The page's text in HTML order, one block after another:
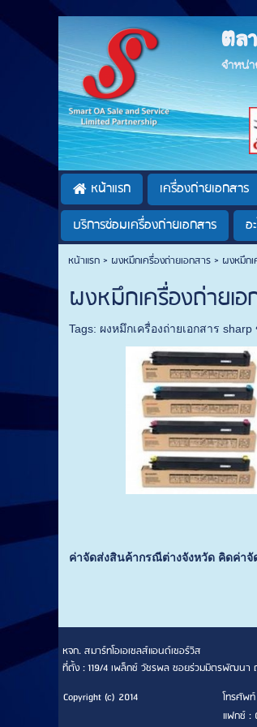
ตล
จำหน่
หน้าแรก เครื่องถ่ายเอกสาร
บริการซ่อมเครื่องถ่ายเอกสาร
อ
หน้าแรก> ผงหมึกเครื่องถ่ายเอกสาร> ผงหมึก
ผงหมึกเครื่องถ่ายเ
Tags: ผงหมึกเครื่องถ่ายเอกสาร
ค่าจัดส่งสินค้ากรณีต่างจังหวัด คิดค่าจั
หจก. สมาร์ทโอเอเซลส์แอนด์เซอร์วิส
ที่ตั้ง : 119/4 เพล็กซ์ วัชรพล ซอยร่วมมิตรพัฒนา
Copyright (c) 2014
โทรศัพ
แฟกซ์ :